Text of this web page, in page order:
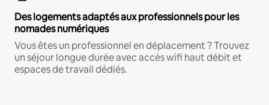
Des logements adaptés aux professionnels pour les
nomades numériques
Vous êtes un professionnel en déplacement ? Trouvez
un séjour longue durée avec accès wifi haut débit et
espaces de travail dédiés.